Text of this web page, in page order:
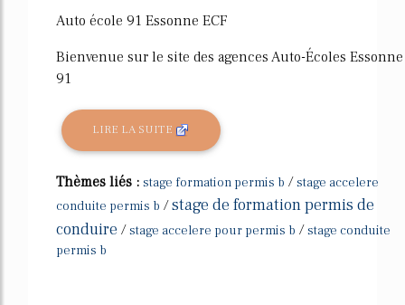
Auto école 91 Essonne ECF
Bienvenue sur le site des agences Auto-Écoles Essonne
91
LIRE LA SUITE
Thèmes liés : stage formation permis b /stage accelere
conduite permis b /stage de formation permis de
conduire /stage accelere pour permis b /stage conduite
permis b